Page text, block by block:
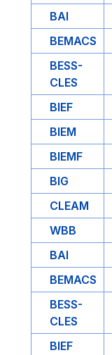
BAI
BEMACS
BESS-
CLES
BIEF
BIEM
BIEMF
BIG
CLEAM
WBB
BAI
BEMACS
BESS-
CLES
BIEF